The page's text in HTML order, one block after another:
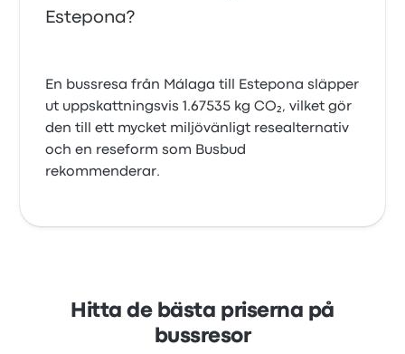
Estepona?
En bussresa från Málaga till Estepona släpper
ut uppskattningsvis 1.67535 kg CO₂, vilket gör
den till ett mycket miljövänligt resealternativ
och en reseform som Busbud
rekommenderar.
Hitta de bästa priserna på
bussresor